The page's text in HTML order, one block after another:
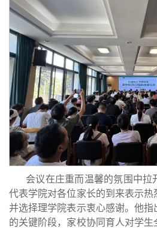
会议在庄重而温馨的氛围中拉
代表学院对各位家长的到来表示
并选择理学院表示衷心感谢。他
的关键阶段，家校协同育人对学生